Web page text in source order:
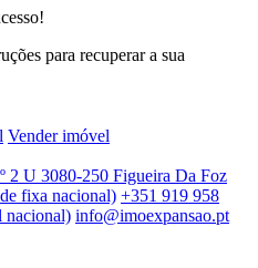
para recuperar a sua
Vender imóvel
2 U 3080-250 Figueira Da Foz
fixa nacional) +351 919 958
nacional) info@imoexpansao.pt